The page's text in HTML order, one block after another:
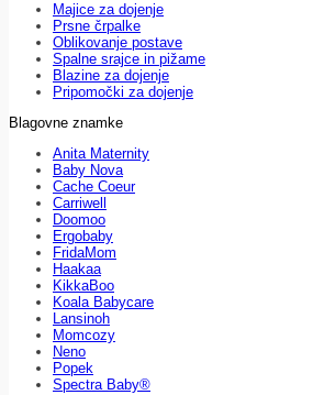
Majice za dojenje
Prsne črpalke
Oblikovanje postave
Spalne srajce in pižame
Blazine za dojenje
Pripomočki za dojenje
Blagovne znamke
Anita Maternity
Baby Nova
Cache Coeur
Carriwell
Doomoo
Ergobaby
FridaMom
Haakaa
KikkaBoo
Koala Babycare
Lansinoh
Momcozy
Neno
Popek
Spectra Baby®